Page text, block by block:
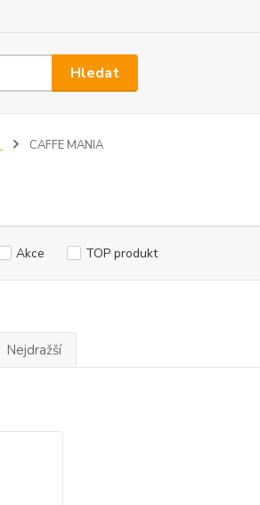
Hledat
CAFFE MANIA
Akce TOP produkt
Nejdražší